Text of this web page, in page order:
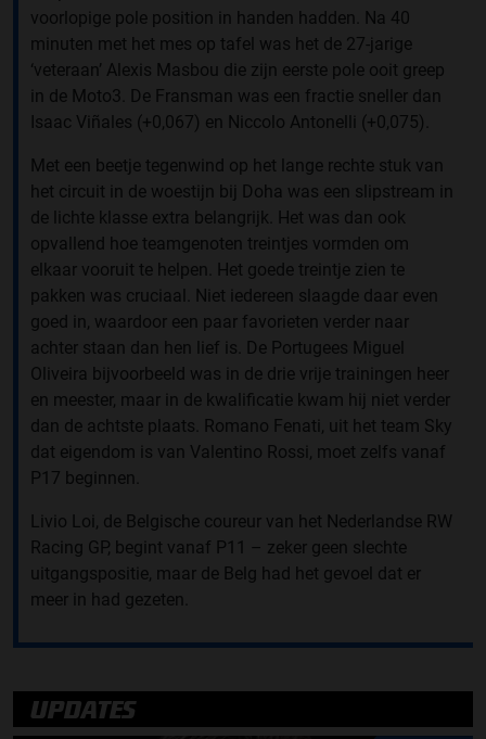
voorlopige pole position in handen hadden. Na 40
minuten met het mes op tafel was het de 27-jarige
‘veteraan’ Alexis Masbou die zijn eerste pole ooit greep
in de Moto3. De Fransman was een fractie sneller dan
Isaac Viñales (+0,067) en Niccolo Antonelli (+0,075).
Met een beetje tegenwind op het lange rechte stuk van
het circuit in de woestijn bij Doha was een slipstream in
de lichte klasse extra belangrijk. Het was dan ook
opvallend hoe teamgenoten treintjes vormden om
elkaar vooruit te helpen. Het goede treintje zien te
pakken was cruciaal. Niet iedereen slaagde daar even
goed in, waardoor een paar favorieten verder naar
achter staan dan hen lief is. De Portugees Miguel
Oliveira bijvoorbeeld was in de drie vrije trainingen heer
en meester, maar in de kwalificatie kwam hij niet verder
dan de achtste plaats. Romano Fenati, uit het team Sky
dat eigendom is van Valentino Rossi, moet zelfs vanaf
P17 beginnen.
Livio Loi, de Belgische coureur van het Nederlandse RW
Racing GP, begint vanaf P11 – zeker geen slechte
uitgangspositie, maar de Belg had het gevoel dat er
meer in had gezeten.
UPDATES